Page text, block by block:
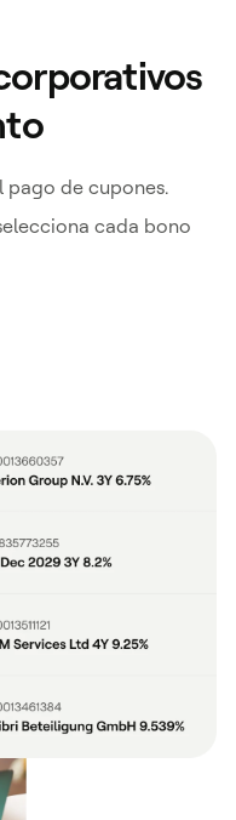
pago de cupones.
cada bono